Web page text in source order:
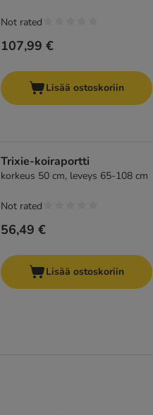
107,99 €
Not rated
Lisää ostoskoriin
Trixie-koiraportti
korkeus 50 cm, leveys 65-108 cm
56,49 €
Not rated
Lisää ostoskoriin